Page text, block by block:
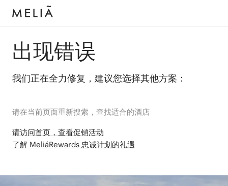
出现错误
我们正在全力修复，建议您选择其他方案：
请在当前页面重新搜索，查找适合的酒店
请访问首页，查看促销活动
了解 MeliáRewards 忠诚计划的礼遇